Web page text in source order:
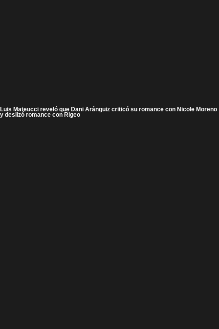
Luis Mateucci reveló que Dani Aránguiz criticó su romance con Nicole Moreno
y deslizó romance con Rigeo